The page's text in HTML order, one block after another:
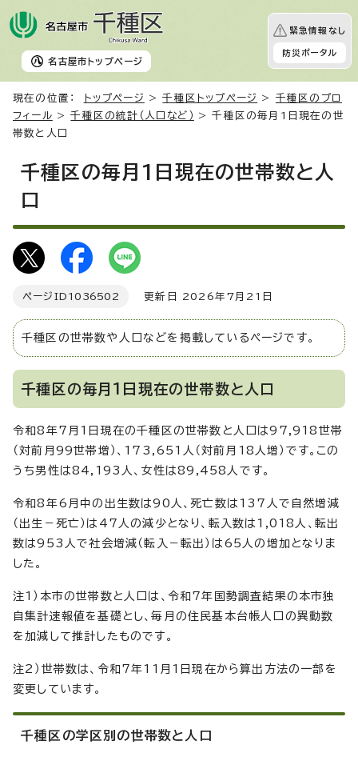
名古屋市 トップページ
緊急情報なし
防災ポータル
現在の位置： トップページ >千種区トップページ > 千種区のプロ
フィール >千種区の統計（人口など）
> 千種区の毎月1日現在の世
帯数と人口
千種区の毎月1日現在の世帯数と人
口
ページID 1036502 更新日 2026年7月21日
千種区の世帯数や人口などを掲載しているページです。
千種区の毎月1日現在の世帯数と人口
令和8年7月1日現在の千種区の世帯数と人口は97,918世帯
（対前月99世帯増）、173,651人（対前月18人増）です。この
うち男性は84,193人、女性は89,458人です。
令和8年6月中の出生数は90人、死亡数は137人で自然増減
（出生－死亡）は47人の減少となり、転入数は1,018人、転出
数は953人で社会増減（転入－転出）は65人の増加となりま
した。
注1）本市の世帯数と人口は、令和7年国勢調査結果の本市独
自集計速報値を基礎とし、毎月の住民基本台帳人口の異動数
を加減して推計したものです。
注2）世帯数は、令和7年11月1日現在から算出方法の一部を
変更しています。
千種区の学区別の世帯数と人口